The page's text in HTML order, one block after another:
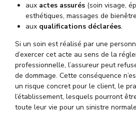
aux actes assurés (soin visage,
esthétiques, massages de
aux qualifications déclarées.
Si un soin est réalisé par une
d’exercer cet acte au sens de la
professionnelle, l’assureur peut
de dommage. Cette conséquence
un risque concret pour le client, le
l’établissement, lesquels pourront
toute leur vie pour un sinistre